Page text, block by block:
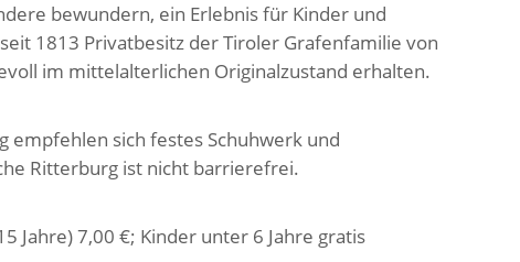
bewundern, ein Erlebnis für Kinder und
1813 Privatbesitz der Tiroler Grafenfamilie von
im mittelalterlichen Originalzustand erhalten.
empfehlen sich festes Schuhwerk und
Ritterburg ist nicht barrierefrei.
Jahre) 7,00 €; Kinder unter 6 Jahre gratis